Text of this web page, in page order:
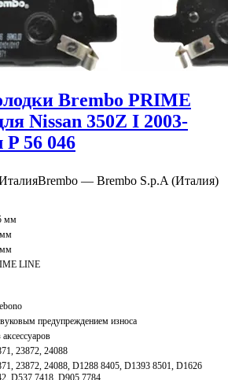
Brembo PRIME
Nissan 350Z I 2003-
P 56 046
Brembo — Brembo S.p.A (Италия)
мм
LINE
предупреждением износа
аксессуаров
23872, 24088
23872, 24088, D1288 8405, D1393 8501, D1626
D537 7418, D905 7784